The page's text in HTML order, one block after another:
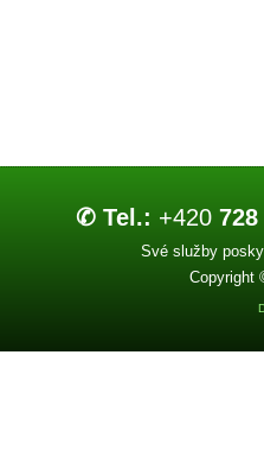
✆ Tel.: +420 728
Své služby
Copyright